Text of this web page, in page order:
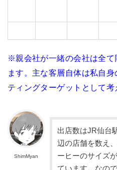
※親会社が一緒の会社は全て
ます。主な客層自体は私自
ティングターゲットとして考
ShimMyan
出店数はJR仙台
辺の店舗を数え
ーヒーのサイズ